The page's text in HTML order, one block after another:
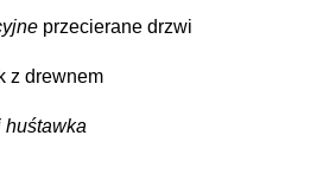
przecierane drzwi
z drewnem
huśtawka